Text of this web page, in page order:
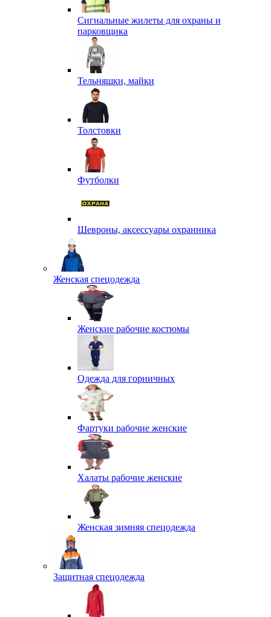
Сигнальные жилеты для охраны и
парковщика
Тельняшки, майки
Толстовки
Футболки
Шевроны, аксессуары охранника
Женская спецодежда
Женские рабочие костюмы
Одежда для горничных
Фартуки рабочие женские
Халаты рабочие женские
Женская зимняя спецодежда
Защитная спецодежда